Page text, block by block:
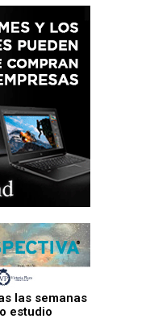
las semanas
estudio